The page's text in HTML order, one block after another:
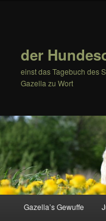
der
einst das Tagebuch des
Gazella zu Wort
Gazella’s Gewuffe